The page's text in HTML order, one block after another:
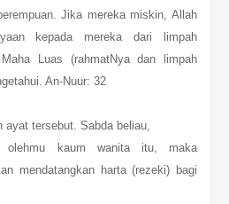
Jika mereka miskin, Allah
kepada mereka dari limpah
Luas (rahmatNya dan limpah
An-Nuur: 32
ayat tersebut. Sabda beliau,
olehmu kaum wanita itu, maka
mendatangkan harta (rezeki) bagi